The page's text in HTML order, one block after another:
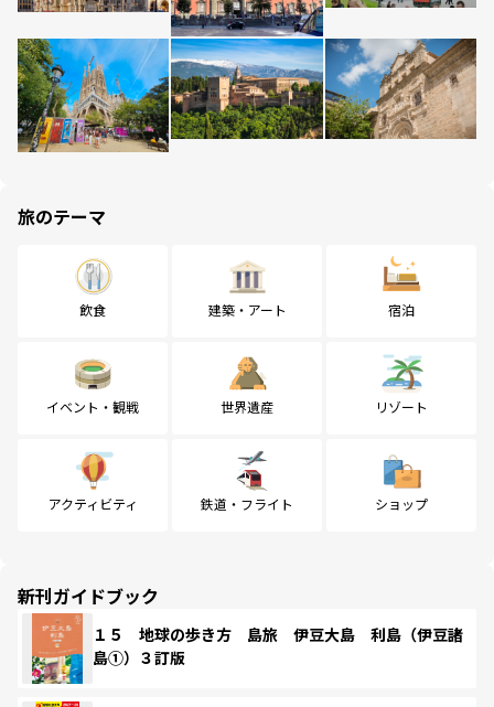
旅のテーマ
飲食 建築・アート 宿泊
イベント・観戦 世界遺産 リゾート
アクティビティ 鉄道・フライト ショップ
新刊ガイドブック
１５ 地球の歩き方 島旅 伊豆大島 利島（伊豆諸
島①）３訂版